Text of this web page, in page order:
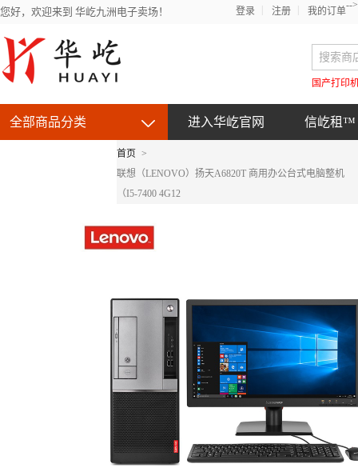
您好，欢迎来到 华屹九洲电子卖场！
-->
登录 注册 我的订单
国产打印
全部商品分类 进入华屹官网 信屹租™
首页 >
联想（LENOVO）扬天A6820T 商用办公台式电脑整机
（I5-7400 4G12